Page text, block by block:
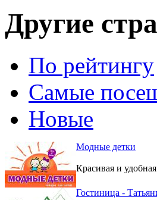
Другие
По рейтингу
Самые
Новые
Модные детки
Красивая и
Гостиница -